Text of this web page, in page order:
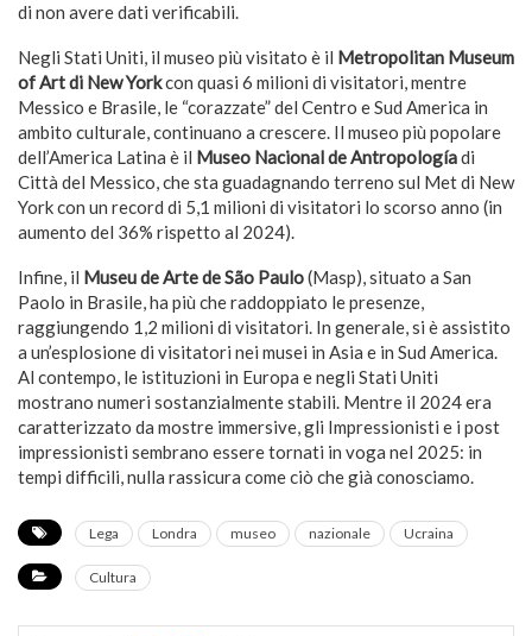
di non avere dati verificabili.
Negli Stati Uniti, il museo più visitato è il Metropolitan Museum
of Art di New Yorkcon quasi 6 milioni di visitatori, mentre
Messico e Brasile, le “corazzate” del Centro e Sud America in
ambito culturale, continuano a crescere. Il museo più popolare
dell’America Latina è il Museo Nacional de Antropologíadi
Città del Messico, che sta guadagnando terreno sul Met di New
York con un record di 5,1 milioni di visitatori lo scorso anno (in
aumento del 36% rispetto al 2024).
Infine, il Museu de Arte de São Paulo(Masp), situato a San
Paolo in Brasile, ha più che raddoppiato le presenze,
raggiungendo 1,2 milioni di visitatori. In generale, si è assistito
a un’esplosione di visitatori nei musei in Asia e in Sud America.
Al contempo, le istituzioni in Europa e negli Stati Uniti
mostrano numeri sostanzialmente stabili. Mentre il 2024 era
caratterizzato da mostre immersive, gli Impressionisti e i post
impressionisti sembrano essere tornati in voga nel 2025: in
tempi difficili, nulla rassicura come ciò che già conosciamo.
Lega Londra museo nazionale Ucraina
Cultura